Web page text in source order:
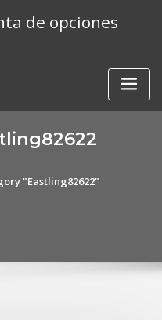
de opciones
"Eastling82622"